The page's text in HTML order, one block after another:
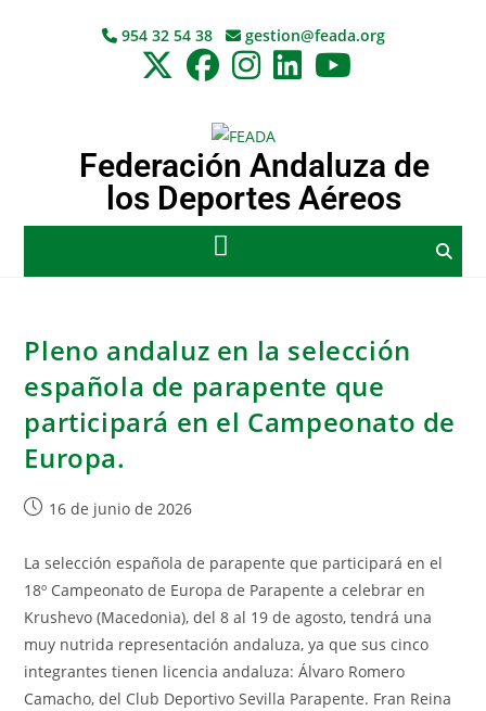
954 32 54 38 gestion@feada.org
Federación Andaluza de
los Deportes Aéreos
Pleno andaluz en la selección
española de parapente que
participará en el Campeonato de
Europa.
16 de junio de 2026
La selección española de parapente que participará en el
18º Campeonato de Europa de Parapente a celebrar en
Krushevo (Macedonia), del 8 al 19 de agosto, tendrá una
muy nutrida representación andaluza, ya que sus cinco
integrantes tienen licencia andaluza: Álvaro Romero
Camacho, del Club Deportivo Sevilla Parapente. Fran Reina